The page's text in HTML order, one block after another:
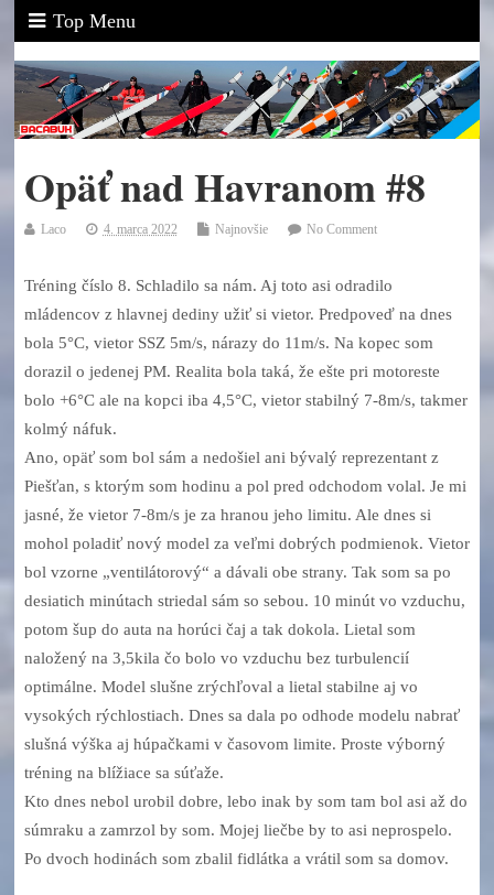
Top Menu
Opäť nad Havranom #8
Laco 4. marca 2022 Najnovšie No Comment
Tréning číslo 8. Schladilo sa nám. Aj toto asi odradilo
mládencov z hlavnej dediny užiť si vietor. Predpoveď na dnes
bola 5°C, vietor SSZ 5m/s, nárazy do 11m/s. Na kopec som
dorazil o jedenej PM. Realita bola taká, že ešte pri motoreste
bolo +6°C ale na kopci iba 4,5°C, vietor stabilný 7-8m/s, takmer
kolmý náfuk.
Ano, opäť som bol sám a nedošiel ani bývalý reprezentant z
Piešťan, s ktorým som hodinu a pol pred odchodom volal. Je mi
jasné, že vietor 7-8m/s je za hranou jeho limitu. Ale dnes si
mohol poladiť nový model za veľmi dobrých podmienok. Vietor
bol vzorne „ventilátorový“ a dávali obe strany. Tak som sa po
desiatich minútach striedal sám so sebou. 10 minút vo vzduchu,
potom šup do auta na horúci čaj a tak dokola. Lietal som
naložený na 3,5kila čo bolo vo vzduchu bez turbulencií
optimálne. Model slušne zrýchľoval a lietal stabilne aj vo
vysokých rýchlostiach. Dnes sa dala po odhode modelu nabrať
slušná výška aj húpačkami v časovom limite. Proste výborný
tréning na blížiace sa súťaže.
Kto dnes nebol urobil dobre, lebo inak by som tam bol asi až do
súmraku a zamrzol by som. Mojej liečbe by to asi neprospelo.
Po dvoch hodinách som zbalil fidlátka a vrátil som sa domov.